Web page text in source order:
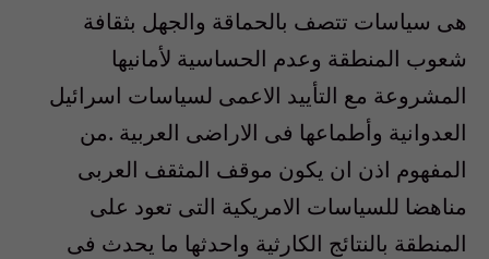
هى سياسات تتصف بالحماقة والجهل بثقافة
شعوب المنطقة وعدم الحساسية لأمانيها
المشروعة مع التأييد الاعمى لسياسات اسرائيل
العدوانية وأطماعها فى الاراضى العربية .من
المفهوم اذن ان يكون موقف المثقف العربى
مناهضا للسياسات الامريكية التى تعود على
المنطقة بالنتائج الكارثية واحدثها ما يحدث فى